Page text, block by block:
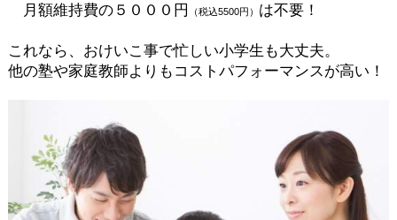
月額維持費の５０００円
（税込5500円） は不要！
これなら、おけいこ事で忙しい小学生も大丈夫。
他の塾や家庭教師よりもコストパフォーマンスが高い！